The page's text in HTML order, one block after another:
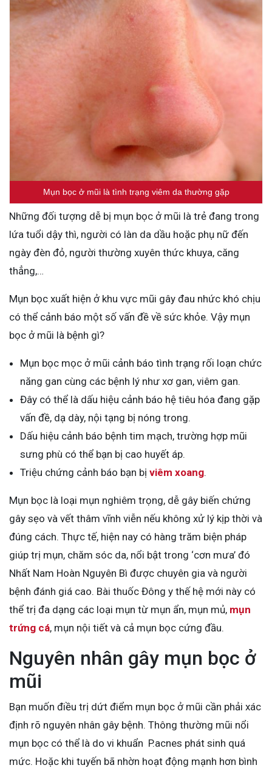
Mụn bọc ở mũi là tình trạng viêm da thường gặp
Những đối tượng dễ bị mụn bọc ở mũi là trẻ đang trong
lứa tuổi dậy thì, người có làn da dầu hoặc phụ nữ đến
ngày đèn đỏ, người thường xuyên thức khuya, căng
thẳng,…
Mụn bọc xuất hiện ở khu vực mũi gây đau nhức khó chịu
có thể cảnh báo một số vấn đề về sức khỏe. Vậy mụn
bọc ở mũi là bệnh gì?
Mụn bọc mọc ở mũi cảnh báo tình trạng rối loạn chức
năng gan cùng các bệnh lý như xơ gan, viêm gan.
Đây có thể là dấu hiệu cảnh báo hệ tiêu hóa đang gặp
vấn đề, dạ dày, nội tạng bị nóng trong.
Dấu hiệu cảnh báo bệnh tim mạch, trường hợp mũi
sưng phù có thể bạn bị cao huyết áp.
Triệu chứng cảnh báo bạn bị viêm xoang.
Mụn bọc là loại mụn nghiêm trọng, dễ gây biến chứng
gây sẹo và vết thâm vĩnh viễn nếu không xử lý kịp thời và
đúng cách. Thực tế, hiện nay có hàng trăm biện pháp
giúp trị mụn, chăm sóc da, nổi bật trong ‘cơn mưa’ đó
Nhất Nam Hoàn Nguyên Bì được chuyên gia và người
bệnh đánh giá cao. Bài thuốc Đông y thế hệ mới này có
thể trị đa dạng các loại mụn từ mụn ẩn, mụn mủ, mụn
trứng cá, mụn nội tiết và cả mụn bọc cứng đầu.
Nguyên nhân gây mụn bọc ở
mũi
Bạn muốn điều trị dứt điểm mụn bọc ở mũi cần phải xác
định rõ nguyên nhân gây bệnh. Thông thường mũi nổi
mụn bọc có thể là do vi khuẩn P.acnes phát sinh quá
mức. Hoặc khi tuyến bã nhờn hoạt động mạnh hơn bình